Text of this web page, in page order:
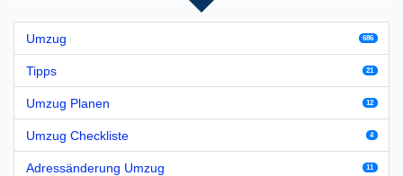
Umzug 686
Tipps 21
Umzug Planen 12
Umzug Checkliste 4
Adressänderung Umzug 11